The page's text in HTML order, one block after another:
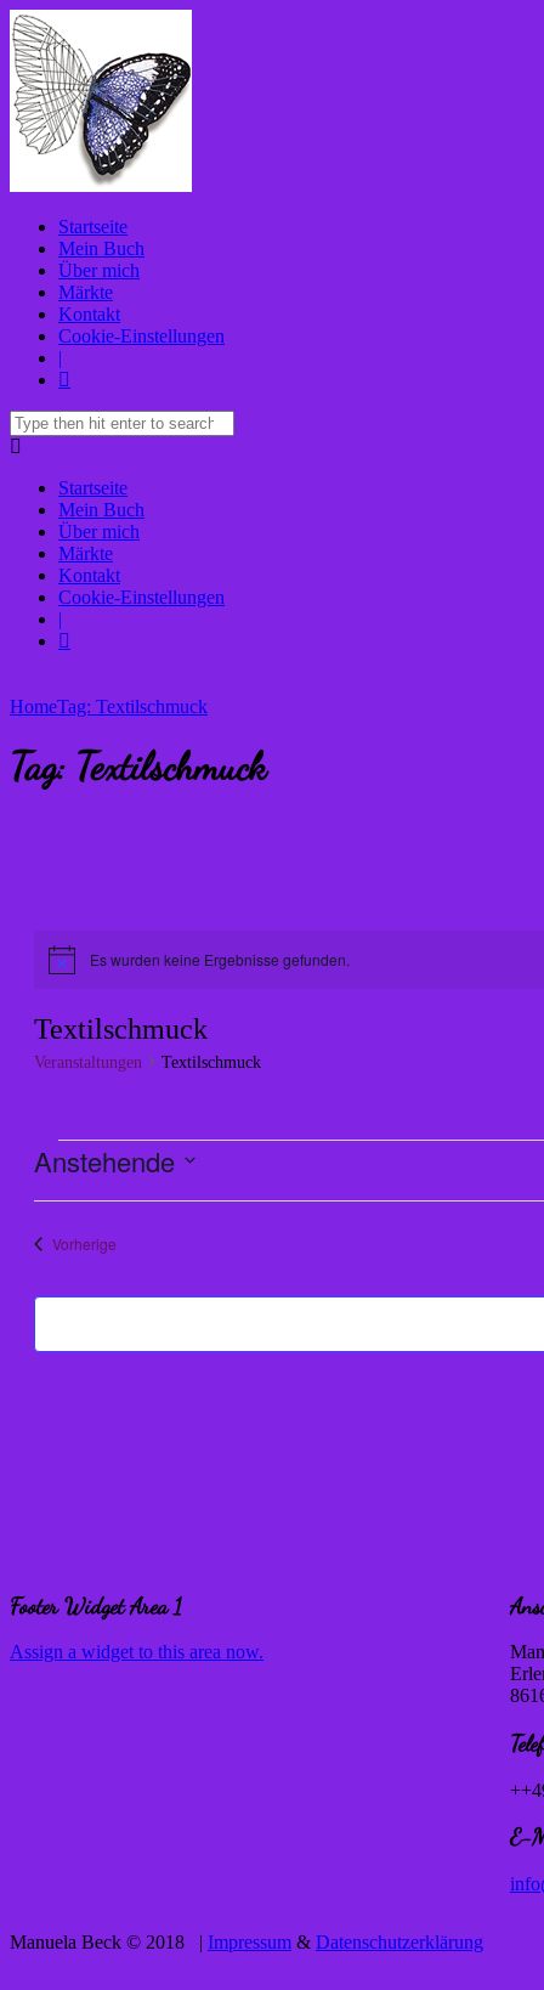
Startseite
Mein Buch
Über mich
Märkte
Kontakt
Cookie-Einstellungen
|
Startseite
Mein Buch
Über mich
Märkte
Kontakt
Cookie-Einstellungen
|
HomeTag: Textilschmuck
Tag: Textilschmuck
HinweisEs wurden keine Ergebnisse gefunden.
Textilschmuck
Veranstaltungen Textilschmuck
Veranstaltungen
Anstehende
VorherigeVeranstaltungen
Footer Widget Area 1
Assign a widget to this area now.
E-
Manuela Beck © 2018 | Impressum & Datenschutzerklärung